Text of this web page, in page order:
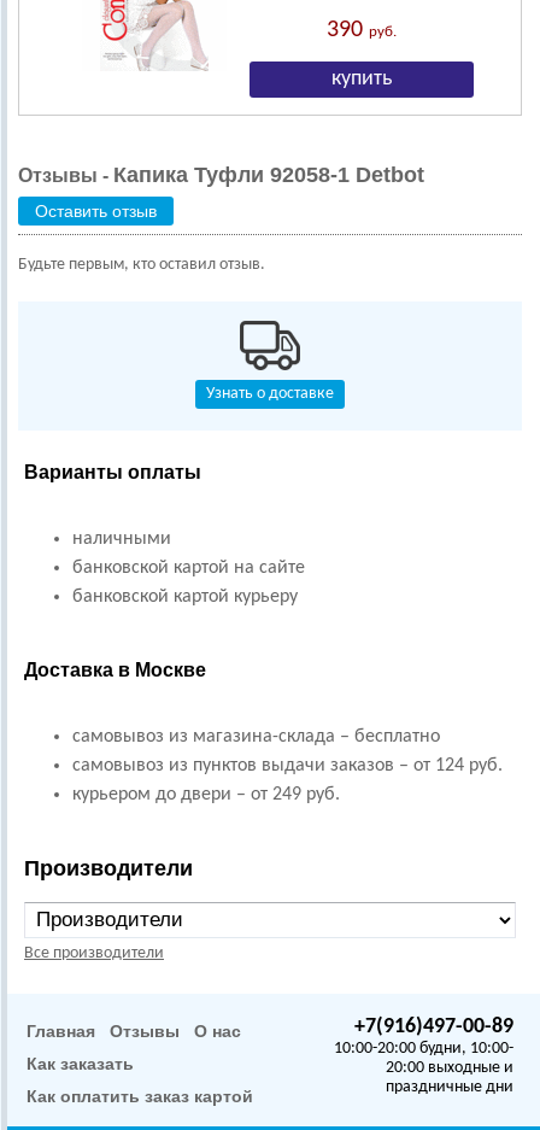
390руб.
Отзывы - Капика Туфли 92058-1 Detbot
Оставить отзыв
Будьте первым, кто оставил отзыв.
Узнать о доставке
Варианты оплаты
наличными
банковской картой на сайте
банковской картой курьеру
Доставка в Москве
самовывоз из магазина-склада – бесплатно
самовывоз из пунктов выдачи заказов – от 124 руб.
курьером до двери – от 249 руб.
Производители
Все производители
+7(916)497-00-89
10:00-20:00 будни, 10:00-
20:00 выходные и
праздничные дни
Главная Отзывы
О нас
Как заказать
Как оплатить заказ картой